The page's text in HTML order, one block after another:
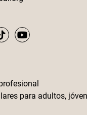
para adultos,